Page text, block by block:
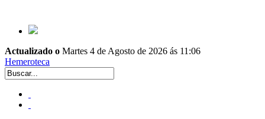
Actualizado o Martes 4 de Agosto de 2026 ás 11:06
Hemeroteca